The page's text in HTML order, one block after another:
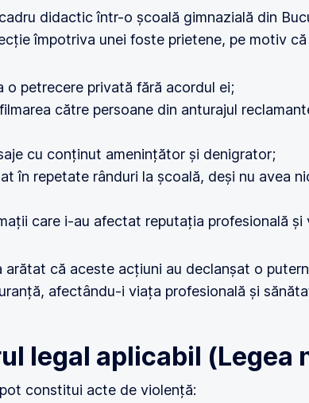
didactic într-o școală gimnazială din
împotriva unei foste prietene, pe motiv că
o petrecere privată fără acordul ei;
către persoane din anturajul
cu conținut amenințător și denigrator;
în repetate rânduri la școală, deși nu avea
care i-au afectat reputația profesională și
arătat că aceste acțiuni au declanșat o
afectându-i viața profesională și
legal aplicabil (Legea
constitui acte de violență: